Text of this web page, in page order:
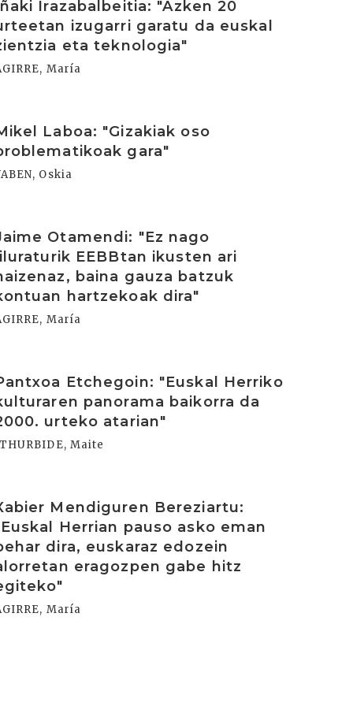
Irazabalbeitia: "Azken 20
izugarri garatu da euskal
eta teknologia"
María
Laboa: "Gizakiak oso
gara"
Oskia
Otamendi: "Ez nago
EEBBtan ikusten ari
baina gauza batzuk
hartzekoak dira"
María
Etchegoin: "Euskal Herriko
panorama baikorra da
urteko atarian"
Maite
Mendiguren Bereziartu:
Herrian pauso asko eman
dira, euskaraz edozein
eragozpen gabe hitz
María